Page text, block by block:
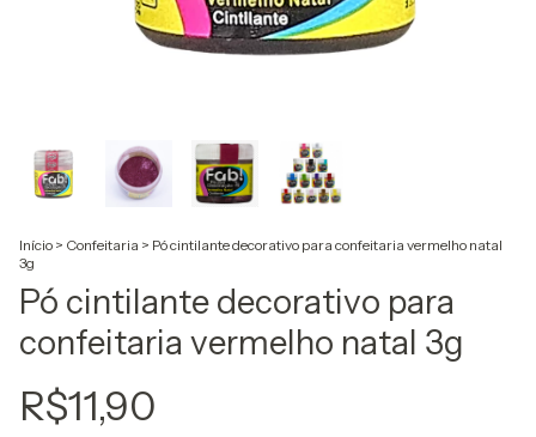
Início > Confeitaria > Pó cintilante decorativo para confeitaria vermelho natal
3g
Pó cintilante decorativo para
confeitaria vermelho natal 3g
R$11,90